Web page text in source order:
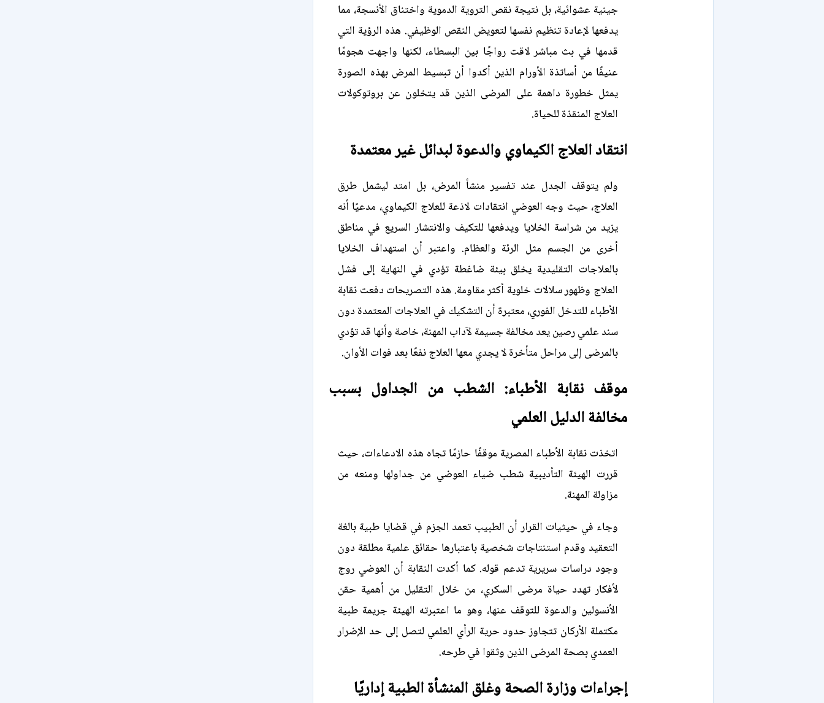
جينية عشوائية، بل نتيجة نقص التروية الدموية واختناق الأنسجة، مما
يدفعها لإعادة تنظيم نفسها لتعويض النقص الوظيفي. هذه الرؤية التي
قدمها في بث مباشر لاقت رواجًا بين البسطاء، لكنها واجهت هجومًا
عنيفًا من أساتذة الأورام الذين أكدوا أن تبسيط المرض بهذه الصورة
يمثل خطورة داهمة على المرضى الذين قد يتخلون عن بروتوكولات
العلاج المنقذة للحياة.
انتقاد العلاج الكيماوي والدعوة لبدائل غير معتمدة
ولم يتوقف الجدل عند تفسير منشأ المرض، بل امتد ليشمل طرق
العلاج، حيث وجه العوضي انتقادات لاذعة للعلاج الكيماوي، مدعيًا أنه
يزيد من شراسة الخلايا ويدفعها للتكيف والانتشار السريع في مناطق
أخرى من الجسم مثل الرئة والعظام. واعتبر أن استهداف الخلايا
بالعلاجات التقليدية يخلق بيئة ضاغطة تؤدي في النهاية إلى فشل
العلاج وظهور سلالات خلوية أكثر مقاومة. هذه التصريحات دفعت نقابة
الأطباء للتدخل الفوري، معتبرة أن التشكيك في العلاجات المعتمدة دون
سند علمي رصين يعد مخالفة جسيمة لآداب المهنة، خاصة وأنها قد تؤدي
بالمرضى إلى مراحل متأخرة لا يجدي معها العلاج نفعًا بعد فوات الأوان.
موقف نقابة الأطباء: الشطب من الجداول بسبب
مخالفة الدليل العلمي
اتخذت نقابة الأطباء المصرية موقفًا حازمًا تجاه هذه الادعاءات، حيث
قررت الهيئة التأديبية شطب ضياء العوضي من جداولها ومنعه من
مزاولة المهنة.
وجاء في حيثيات القرار أن الطبيب تعمد الجزم في قضايا طبية بالغة
التعقيد وقدم استنتاجات شخصية باعتبارها حقائق علمية مطلقة دون
وجود دراسات سريرية تدعم قوله. كما أكدت النقابة أن العوضي روج
لأفكار تهدد حياة مرضى السكري، من خلال التقليل من أهمية حقن
الأنسولين والدعوة للتوقف عنها، وهو ما اعتبرته الهيئة جريمة طبية
مكتملة الأركان تتجاوز حدود حرية الرأي العلمي لتصل إلى حد الإضرار
العمدي بصحة المرضى الذين وثقوا في طرحه.
إجراءات وزارة الصحة وغلق المنشأة الطبية إداريًا